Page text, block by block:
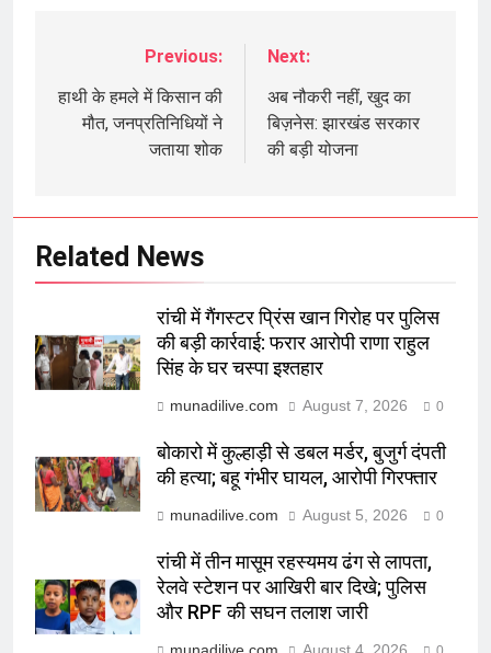
navigation
Previous:
हाथी के हमले में किसान की
मौत, जनप्रतिनिधियों ने
जताया शोक
Next:
अब नौकरी नहीं, खुद का
बिज़नेस: झारखंड सरकार
की बड़ी योजना
Related News
रांची में गैंगस्टर प्रिंस खान गिरोह पर पुलिस
की बड़ी कार्रवाई: फरार आरोपी राणा राहुल
सिंह के घर चस्पा इश्तहार
munadilive.com August 7, 2026 0
बोकारो में कुल्हाड़ी से डबल मर्डर, बुजुर्ग दंपती
की हत्या; बहू गंभीर घायल, आरोपी गिरफ्तार
munadilive.com August 5, 2026 0
रांची में तीन मासूम रहस्यमय ढंग से लापता,
रेलवे स्टेशन पर आखिरी बार दिखे; पुलिस
और RPF की सघन तलाश जारी